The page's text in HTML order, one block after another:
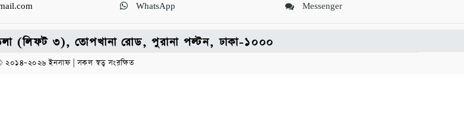
WhatsApp Messenger
(লিফট ৩), তোপখানা রোড, পুরানা পল্টন, ঢাকা-১০০০
২০১৪–২০২৬ ইনসাফ | সকল স্বত্ব সংরক্ষিত